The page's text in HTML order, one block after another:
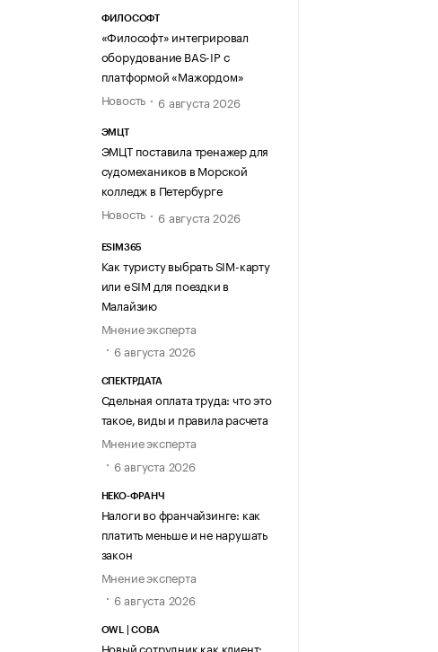
ФИЛОСОФТ
«Философт» интегрировал
оборудование BAS-IP с
платформой «Мажордом»
Новость
6 августа 2026
ЭМЦТ
ЭМЦТ поставила тренажер для
судомехаников в Морской
колледж в Петербурге
Новость
6 августа 2026
ESIM365
Как туристу выбрать SIM-карту
или eSIM для поездки в
Малайзию
Мнение эксперта
6 августа 2026
СПЕКТРДАТА
Сдельная оплата труда: что это
такое, виды и правила расчета
Мнение эксперта
6 августа 2026
НЕКО-ФРАНЧ
Налоги во франчайзинге: как
платить меньше и не нарушать
закон
Мнение эксперта
6 августа 2026
OWL | СОВА
Новый сотрудник как клиент: